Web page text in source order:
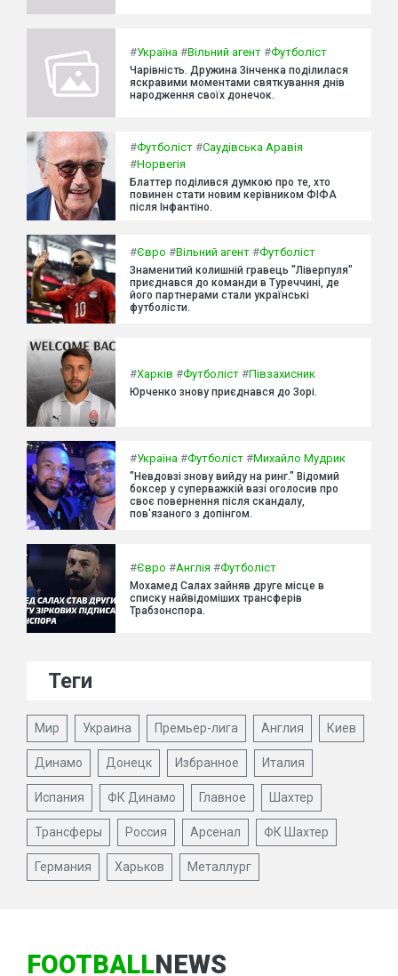
#Україна #Вільний агент #Футболіст
Чарівність. Дружина Зінченка поділилася
яскравими моментами святкування днів
народження своїх донечок.
#Футболіст #Саудівська Аравія
#Норвегія
Блаттер поділився думкою про те, хто
повинен стати новим керівником ФІФА
після Інфантіно.
#Євро #Вільний агент #Футболіст
Знаменитий колишній гравець "Ліверпуля"
приєднався до команди в Туреччині, де
його партнерами стали українські
футболісти.
#Харків #Футболіст #Півзахисник
Юрченко знову приєднався до Зорі.
#Україна #Футболіст #Михайло Мудрик
"Невдовзі знову вийду на ринг." Відомий
боксер у суперважкій вазі оголосив про
своє повернення після скандалу,
пов'язаного з допінгом.
#Євро #Англія #Футболіст
Мохамед Салах зайняв друге місце в
списку найвідоміших трансферів
Трабзонспора.
Теги
Мир Украина Премьер-лига Англия Киев
Динамо Донецк Избранное Италия
Испания ФК Динамо Главное Шахтер
Трансферы Россия Арсенал ФК Шахтер
Германия Харьков Металлург
FOOTBALLNEWS